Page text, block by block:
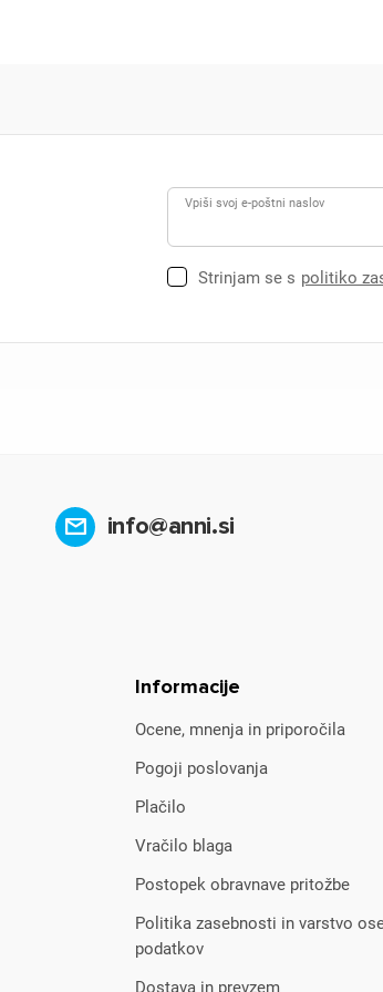
Vpiši svoj e-poštni naslov
Strinjam se s politiko
info@anni.si
Informacije
Ocene, mnenja in priporočila
Pogoji poslovanja
Plačilo
Vračilo blaga
Postopek obravnave pritožbe
Politika zasebnosti in varstvo
podatkov
Dostava in prevzem